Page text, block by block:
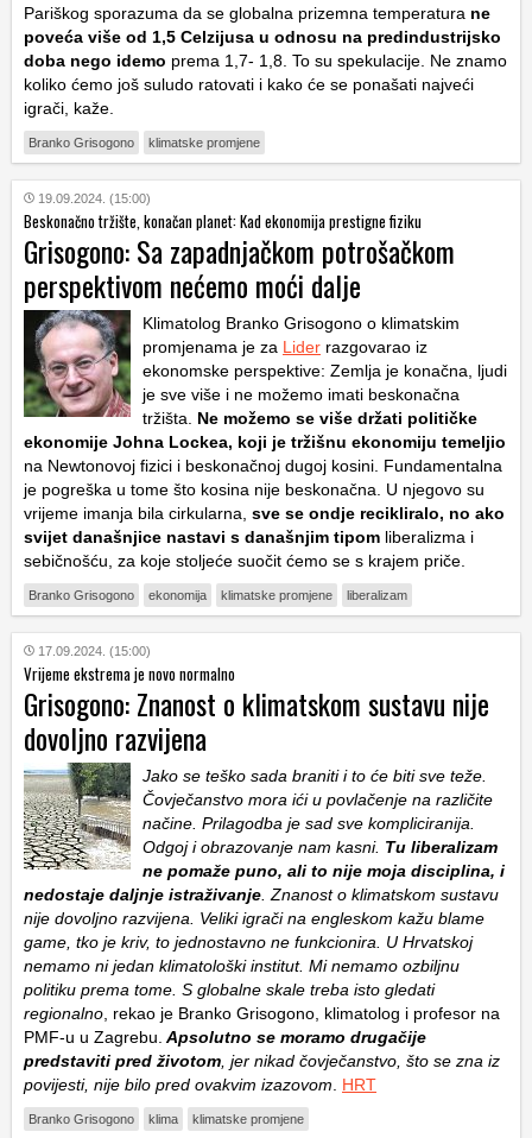
Pariškog sporazuma da se globalna prizemna temperatura ne
poveća više od 1,5 Celzijusa u odnosu na predindustrijsko
doba nego idemo prema 1,7- 1,8. To su spekulacije. Ne znamo
koliko ćemo još suludo ratovati i kako će se ponašati najveći
igrači, kaže.
Branko Grisogono klimatske promjene
19.09.2024. (15:00)
Beskonačno tržište, konačan planet: Kad ekonomija prestigne fiziku
Grisogono: Sa zapadnjačkom potrošačkom
perspektivom nećemo moći dalje
Klimatolog Branko Grisogono o klimatskim
promjenama je za Lider razgovarao iz
ekonomske perspektive: Zemlja je konačna, ljudi
je sve više i ne možemo imati beskonačna
tržišta. Ne možemo se više držati političke
ekonomije Johna Lockea, koji je tržišnu ekonomiju temeljio
na Newtonovoj fizici i beskonačnoj dugoj kosini. Fundamentalna
je pogreška u tome što kosina nije beskonačna. U njegovo su
vrijeme imanja bila cirkularna, sve se ondje recikliralo, no ako
svijet današnjice nastavi s današnjim tipom liberalizma i
sebičnošću, za koje stoljeće suočit ćemo se s krajem priče.
Branko Grisogono ekonomija klimatske promjene liberalizam
17.09.2024. (15:00)
Vrijeme ekstrema je novo normalno
Grisogono: Znanost o klimatskom sustavu nije
dovoljno razvijena
Jako se teško sada braniti i to će biti sve teže.
Čovječanstvo mora ići u povlačenje na različite
načine. Prilagodba je sad sve kompliciranija.
Odgoj i obrazovanje nam kasni. Tu liberalizam
ne pomaže puno, ali to nije moja disciplina, i
nedostaje daljnje istraživanje . Znanost o klimatskom sustavu
nije dovoljno razvijena. Veliki igrači na engleskom kažu blame
game, tko je kriv, to jednostavno ne funkcionira. U Hrvatskoj
nemamo ni jedan klimatološki institut. Mi nemamo ozbiljnu
politiku prema tome. S globalne skale treba isto gledati
regionalno , rekao je Branko Grisogono, klimatolog i profesor na
PMF-u u Zagrebu. Apsolutno se moramo drugačije
predstaviti pred životom , jer nikad čovječanstvo, što se zna iz
povijesti, nije bilo pred ovakvim izazovom
HRT
Branko Grisogono klima klimatske promjene